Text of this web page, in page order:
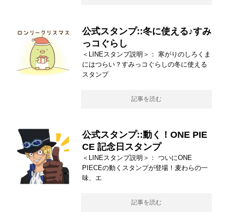
公式スタンプ::冬に使える♪すみ
っコぐらし
＜LINEスタンプ説明＞： 寒がりのしろくま
にはつらい？すみっコぐらしの冬に使える
スタンプ
記事を読む
公式スタンプ::動く！ONE PIE
CE 記念日スタンプ
＜LINEスタンプ説明＞： ついにONE
PIECEの動くスタンプが登場！麦わらの一
味、エ
記事を読む